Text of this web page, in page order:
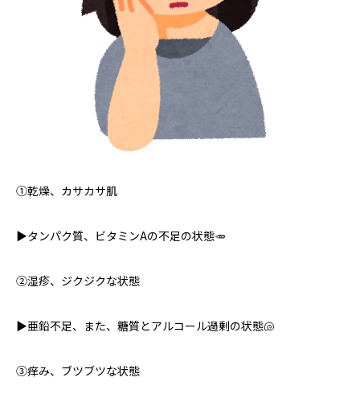
①乾燥、カサカサ肌
▶︎タンパク質、ビタミンAの不足の状態🥕
②湿疹、ジクジクな状態
▶︎亜鉛不足、また、糖質とアルコール過剰の状態🐚
③痒み、ブツブツな状態